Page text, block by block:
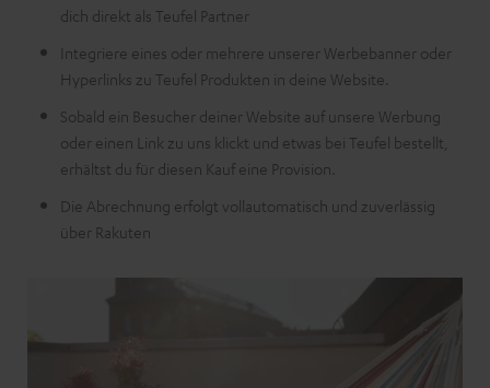
dich direkt als Teufel Partner
Integriere eines oder mehrere unserer Werbebanner oder
Hyperlinks zu Teufel Produkten in deine Website.
Sobald ein Besucher deiner Website auf unsere Werbung
oder einen Link zu uns klickt und etwas bei Teufel bestellt,
erhältst du für diesen Kauf eine Provision.
Die Abrechnung erfolgt vollautomatisch und zuverlässig
über Rakuten